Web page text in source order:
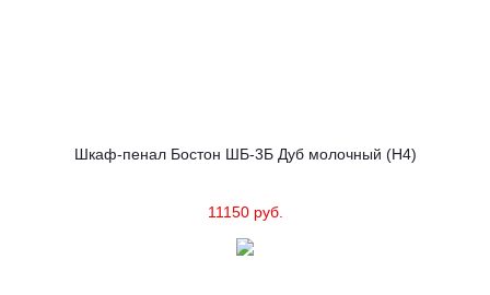
Шкаф-пенал Бостон ШБ-3Б Дуб молочный (Н4)
11150 руб.